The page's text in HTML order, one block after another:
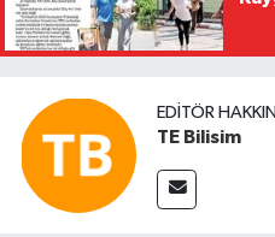
EDITÖR
TE Bilisim